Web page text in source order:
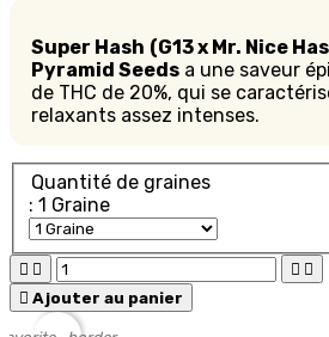
Super Hash (G13 x Mr. Nice
Pyramid Seeds a une saveur
de THC de 20%, qui se
relaxants assez intenses.
Quantité de graines
: 1 Graine
   
 Ajouter au panier